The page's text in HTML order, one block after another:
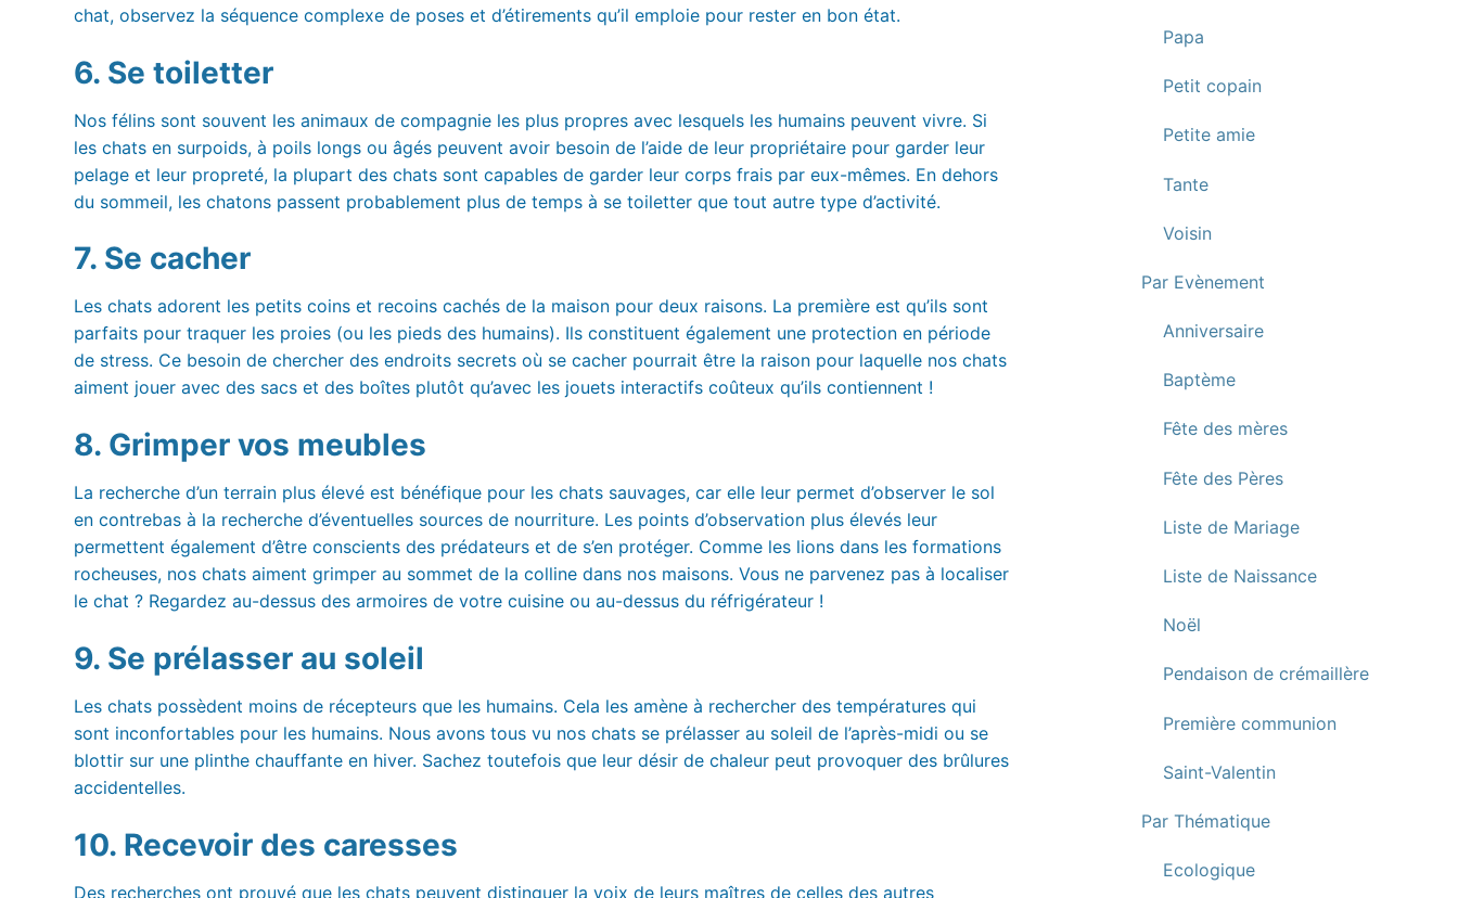
chat, observez la séquence complexe de poses et d’étirements qu’il emploie pour rester en bon état.
6. Se toiletter
Nos félins sont souvent les animaux de compagnie les plus propres avec lesquels les humains peuvent vivre. Si
les chats en surpoids, à poils longs ou âgés peuvent avoir besoin de l’aide de leur propriétaire pour garder leur
pelage et leur propreté, la plupart des chats sont capables de garder leur corps frais par eux-mêmes. En dehors
du sommeil, les chatons passent probablement plus de temps à se toiletter que tout autre type d’activité.
7. Se cacher
Les chats adorent les petits coins et recoins cachés de la maison pour deux raisons. La première est qu’ils sont
parfaits pour traquer les proies (ou les pieds des humains). Ils constituent également une protection en période
de stress. Ce besoin de chercher des endroits secrets où se cacher pourrait être la raison pour laquelle nos chats
aiment jouer avec des sacs et des boîtes plutôt qu’avec les jouets interactifs coûteux qu’ils contiennent !
8. Grimper vos meubles
La recherche d’un terrain plus élevé est bénéfique pour les chats sauvages, car elle leur permet d’observer le sol
en contrebas à la recherche d’éventuelles sources de nourriture. Les points d’observation plus élevés leur
permettent également d’être conscients des prédateurs et de s’en protéger. Comme les lions dans les formations
rocheuses, nos chats aiment grimper au sommet de la colline dans nos maisons. Vous ne parvenez pas à localiser
le chat ? Regardez au-dessus des armoires de votre cuisine ou au-dessus du réfrigérateur !
9. Se prélasser au soleil
Les chats possèdent moins de récepteurs que les humains. Cela les amène à rechercher des températures qui
sont inconfortables pour les humains. Nous avons tous vu nos chats se prélasser au soleil de l’après-midi ou se
blottir sur une plinthe chauffante en hiver. Sachez toutefois que leur désir de chaleur peut provoquer des brûlures
accidentelles.
10. Recevoir des caresses
Des recherches ont prouvé que les chats peuvent distinguer la voix de leurs maîtres de celles des autres
Papa
Petit copain
Petite amie
Tante
Voisin
Par Evènement
Anniversaire
Baptème
Fête des mères
Fête des Pères
Liste de Mariage
Liste de Naissance
Noël
Pendaison de crémaillère
Première communion
Saint-Valentin
Par Thématique
Ecologique